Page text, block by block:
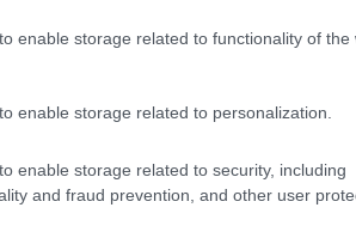
enable storage related to functionality of the
enable storage related to personalization.
enable storage related to security, including
and fraud prevention, and other user